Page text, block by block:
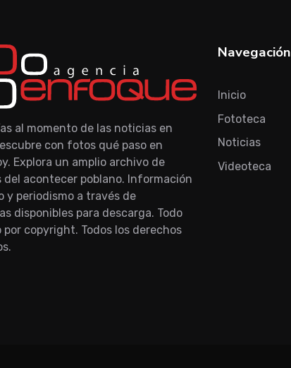
al momento de las noticias en
con fotos qué paso en
Explora un amplio archivo de
del acontecer poblano. Información
y periodismo a través de
disponibles para descarga. Todo
por copyright. Todos los derechos
Navegación
Inicio
Fototeca
Noticias
Videoteca